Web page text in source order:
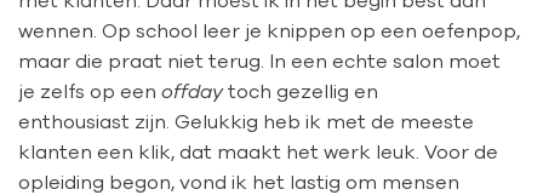
wennen. Op school leer je knippen op een oefenpop,
maar die praat niet terug. In een echte salon moet
je zelfs op een offdaytoch gezellig en
enthousiast zijn. Gelukkig heb ik met de meeste
klanten een klik, dat maakt het werk leuk. Voor de
opleiding begon, vond ik het lastig om mensen